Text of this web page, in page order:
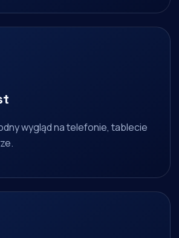
wygląd na telefonie, tablecie